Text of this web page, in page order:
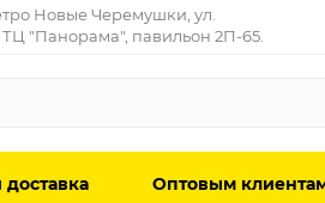
Новые Черемушки, ул.
ТЦ "Панорама", павильон 2П-65.
Оптовым